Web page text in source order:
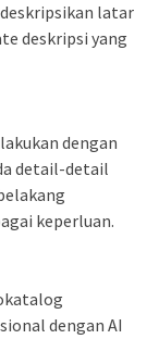
latar
deskripsi yang
dengan
detail-detail
keperluan.
dengan AI